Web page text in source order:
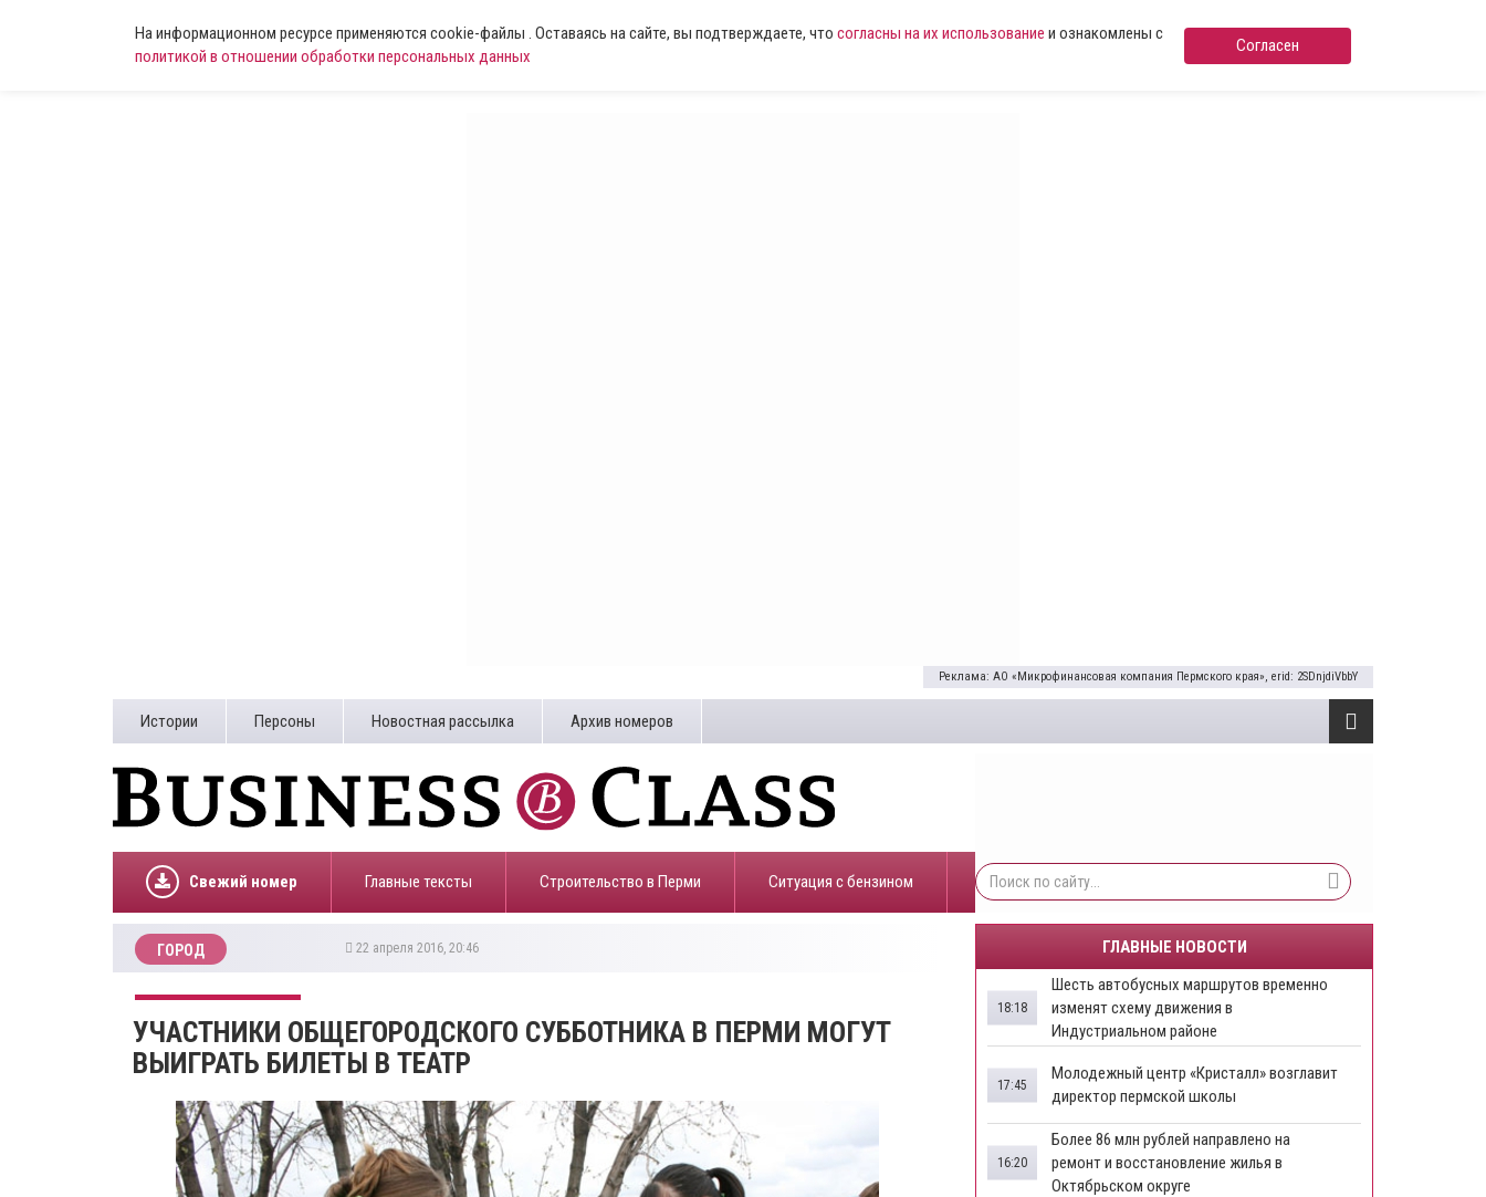
На информационном ресурсе применяются cookie-файлы . Оставаясь на сайте, вы подтверждаете, что согласны на их использование и ознакомлены с
политикой в отношении обработки персональных данных
Согласен
Реклама: АО «Микрофинансовая компания Пермского края», erid: 2SDnjdiVbbY
Истории Персоны Новостная рассылка Архив номеров
Свежий номер Главные тексты Строительство в Перми ​Ситуация с бензином
ГОРОД 22 апреля 2016, 20:46
УЧАСТНИКИ ОБЩЕГОРОДСКОГО СУББОТНИКА В ПЕРМИ МОГУТ
ВЫИГРАТЬ БИЛЕТЫ В ТЕАТР
ГЛАВНЫЕ НОВОСТИ
Шесть автобусных маршрутов временно
изменят схему движения в
Индустриальном районе
18:18
Молодежный центр «Кристалл» возглавит
директор пермской школы
17:45
Более 86 млн рублей направлено на
ремонт и восстановление жилья в
Октябрьском округе
16:20